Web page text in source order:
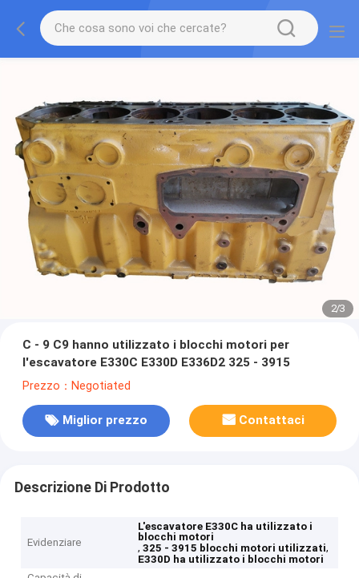
2/3
C - 9 C9 hanno utilizzato i blocchi motori per
l'escavatore E330C E330D E336D2 325 - 3915
Prezzo：Negotiated
Miglior prezzo Contattaci
Descrizione Di Prodotto
Evidenziare
L'escavatore E330C ha utilizzato i
blocchi motori
,325 - 3915 blocchi motori utilizzati,
E330D ha utilizzato i blocchi motori